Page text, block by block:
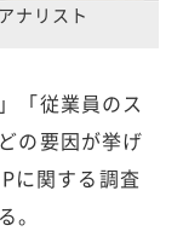
ナリスト
「従業員のス
の要因が挙げ
に関する調査
。